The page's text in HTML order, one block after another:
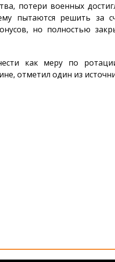
потери военных
пытаются решить за
но полностью
как меру по
отметил один из